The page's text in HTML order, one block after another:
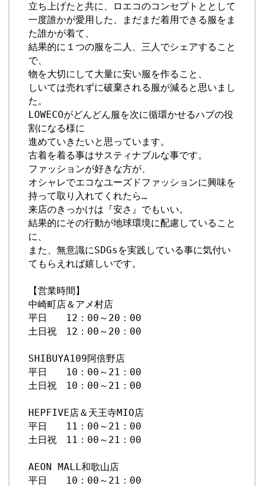
立ち上げたと共に、ロエコのコンセプトととして
一度誰かが愛用した、まだまだ着用できる服をま
た誰かが着て、
結果的に１つの服を二人、三人でシェアすること
で、
物を大切にして大量に安い服を作ること、
しいては売れずに破棄される服が減ると思いまし
た。
LOWECOがどんどん服を次に循環かせるハブの役
割になる様に
進めていきたいと思っています。
古着を着る事はサスティナブルな事です。
ファッションが好きな方が、
オシャレでエコなユーズドファッションに興味を
持って取り入れてくれたら…
来店のきっかけは『安さ』でもいい。
結果的にその行動が地球環境に配慮していること
に、
また、無意識にSDGsを実践している事に気付い
てもらえれば嬉しいです。
【営業時間】
中崎町店＆アメ村店
平日　　12：00～20：00
土日祝　12：00～20：00
SHIBUYA109阿倍野店
平日　　10：00～21：00
土日祝　10：00～21：00
HEPFIVE店＆天王寺MIO店
平日　　11：00～21：00
土日祝　11：00～21：00
AEON MALL和歌山店
平日　　10：00～21：00